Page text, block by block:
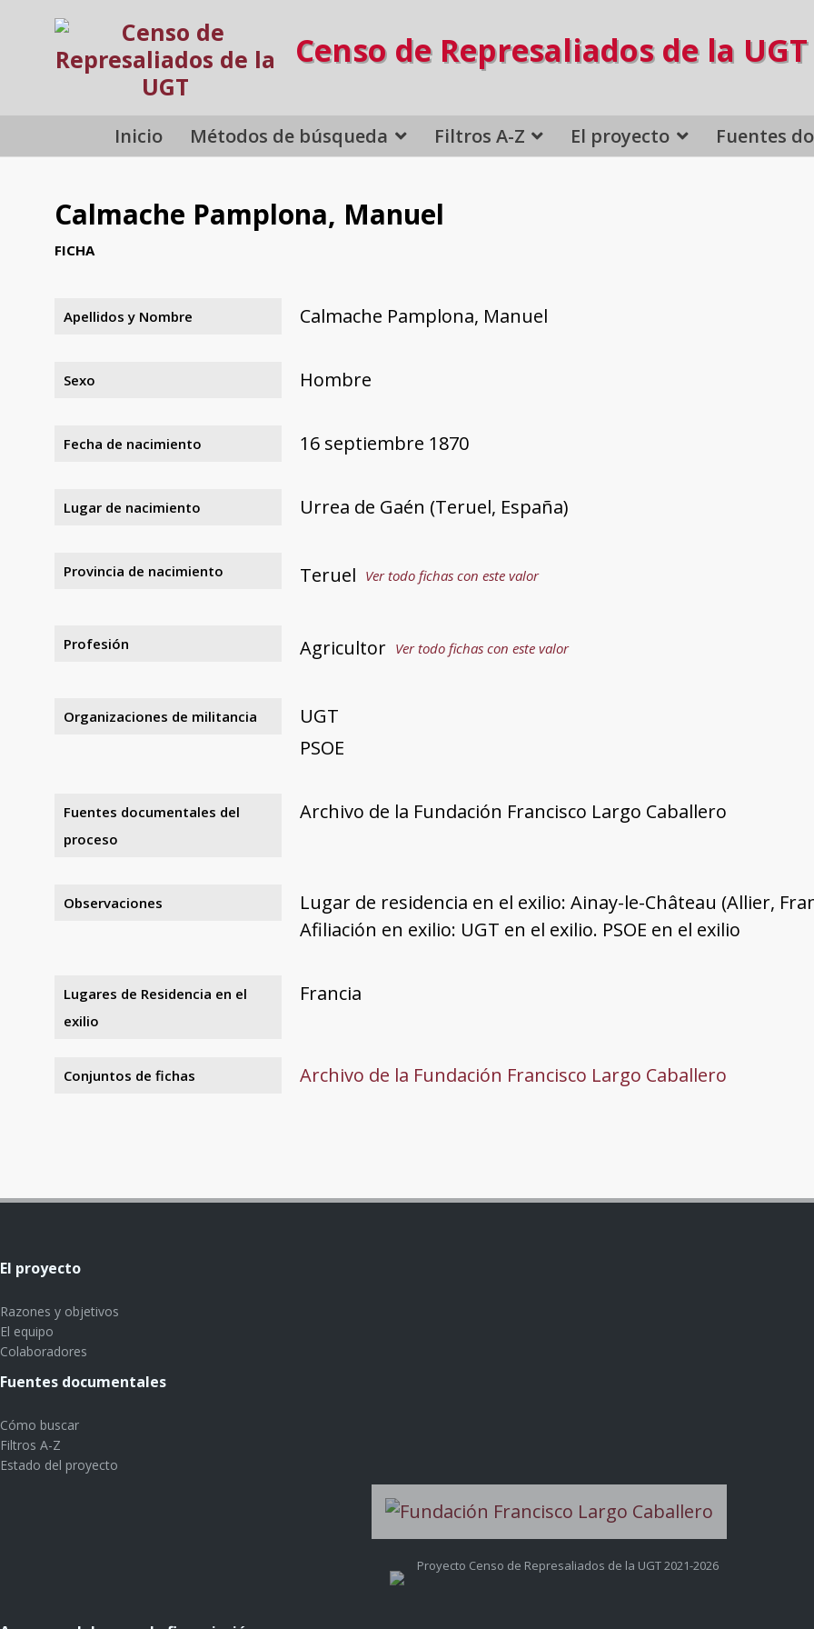
Censo de Represaliados de la UGT
Inicio Métodos de búsqueda Filtros A-Z El proyecto Fuentes
Calmache Pamplona, Manuel
FICHA
Apellidos y Nombre Calmache Pamplona, Manuel
Sexo Hombre
Fecha de nacimiento 16 septiembre 1870
Lugar de nacimiento Urrea de Gaén (Teruel, España)
Provincia de nacimiento Teruel Ver todo fichas con este valor
Profesión Agricultor Ver todo fichas con este valor
Organizaciones de militancia
UGT
PSOE
Fuentes documentales del
proceso
Archivo de la Fundación Francisco Largo Caballero
Observaciones
Lugar de residencia en el exilio: Ainay-le-Château (Allier,
Afiliación en exilio: UGT en el exilio. PSOE en el exilio
Lugares de Residencia en el
exilio
Francia
Conjuntos de fichas Archivo de la Fundación Francisco Largo Caballero
El proyecto
Razones y objetivos
El equipo
Colaboradores
Fuentes documentales
Cómo buscar
Filtros A-Z
Estado del proyecto
Proyecto Censo de Represaliados de la UGT 2021-2026